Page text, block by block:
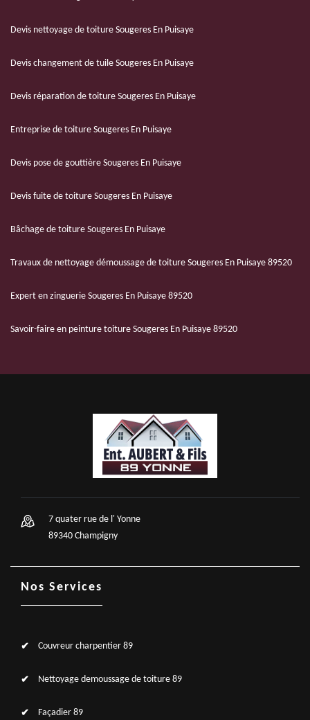
Devis nettoyage de toiture Sougeres En Puisaye
Devis changement de tuile Sougeres En Puisaye
Devis réparation de toiture Sougeres En Puisaye
Entreprise de toiture Sougeres En Puisaye
Devis pose de gouttière Sougeres En Puisaye
Devis fuite de toiture Sougeres En Puisaye
Bâchage de toiture Sougeres En Puisaye
Travaux de nettoyage démoussage de toiture Sougeres En Puisaye 89520
Expert en zinguerie Sougeres En Puisaye 89520
Savoir-faire en peinture toiture Sougeres En Puisaye 89520
7 quater rue de l' Yonne
89340 Champigny
Nos Services
Couvreur charpentier 89
Nettoyage demoussage de toiture 89
Façadier 89